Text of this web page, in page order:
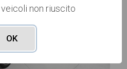
non riuscito
OK